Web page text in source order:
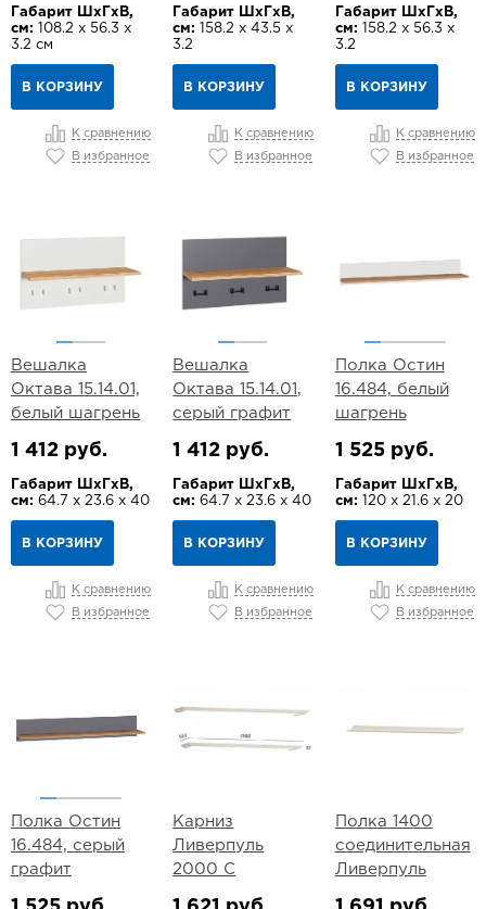
Габарит ШхГхВ,
см: 108.2 х 56.3 х
3.2 см
В КОРЗИНУ
К сравнению
В избранное
Габарит ШхГхВ,
см:
158.2 х 43.5 х
3.2
В КОРЗИНУ
К сравнению
В избранное
Габарит ШхГхВ,
см: 158.2 х 56.3 х
3.2
В КОРЗИНУ
К сравнению
В избранное
Вешалка
Октава 15.14.01,
белый шагрень
1 412 руб.
Габарит ШхГхВ,
см: 64.7 х 23.6 х 40
В КОРЗИНУ
К сравнению
В избранное
Вешалка
Октава 15.14.01,
серый графит
1 412 руб.
Габарит ШхГхВ,
см: 64.7 х 23.6 х 40
В КОРЗИНУ
К сравнению
В избранное
Полка Остин
16.484, белый
шагрень
1 525 руб.
Габарит ШхГхВ,
см: 120 х 21.6 х 20
В КОРЗИНУ
К сравнению
В избранное
Полка Остин
16.484, серый
графит
Карниз
Ливерпуль
2000 С
Полка 1400
соединительная
Ливерпуль